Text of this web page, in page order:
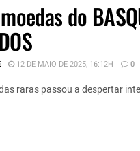
do
12 DE MAIO DE 2025, 16:12H 0
raras passou a despertar